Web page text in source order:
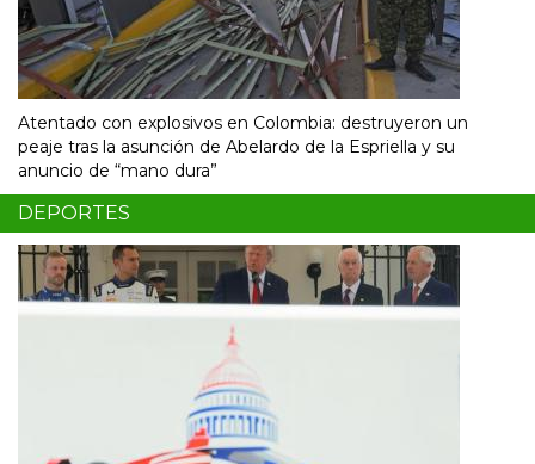
Atentado con explosivos en Colombia: destruyeron un
peaje tras la asunción de Abelardo de la Espriella y su
anuncio de “mano dura”
DEPORTES